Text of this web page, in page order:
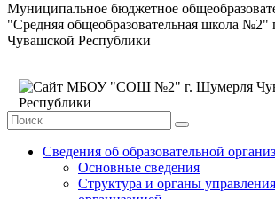
Муниципальное бюджетное
"Средняя общеобразовательная школа №2"
Чувашской Республики
Сведения об образовательной
Основные сведения
Структура и органы